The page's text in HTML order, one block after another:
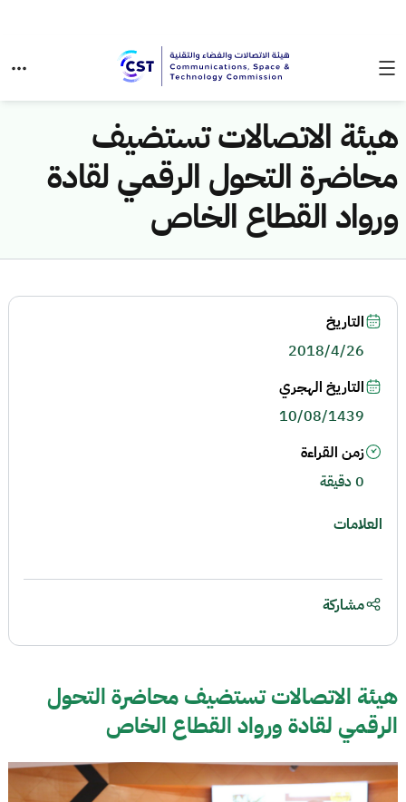
هيئة الاتصالات تستضيف
محاضرة التحول الرقمي لقادة
ورواد القطاع الخاص
هيئة الاتصالات تستضيف محاضرة التحول
الرقمي لقادة ورواد القطاع الخاص
التاريخ
2018/4/26
التاريخ الهجري
10/08/1439
زمن القراءة
0 دقيقة
العلامات
مشاركة